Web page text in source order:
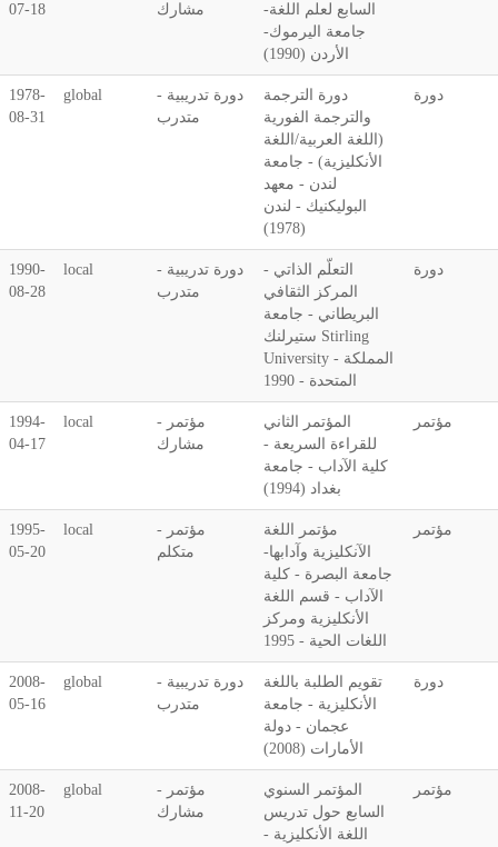
07-18
مشارك
السابع لعلم اللغة-
جامعة اليرموك-
الأردن (1990)
1978-
08-31
global
دورة تدريبية -
متدرب
دورة الترجمة
والترجمة الفورية
(اللغة العربية/اللغة
الأنكليزية) - جامعة
لندن - معهد
البوليكنيك - لندن
(1978)
دورة
1990-
08-28
local
دورة تدريبية -
متدرب
التعلّم الذاتي -
المركز الثقافي
البريطاني - جامعة
ستيرلنك Stirling
University - المملكة
المتحدة - 1990
دورة
1994-
04-17
local
مؤتمر -
مشارك
المؤتمر الثاني
للقراءة السريعة -
كلية الآداب - جامعة
بغداد (1994)
مؤتمر
1995-
05-20
local
مؤتمر -
متكلم
مؤتمر اللغة
الآنكليزية وآدابها-
جامعة البصرة - كلية
الآداب - قسم اللغة
الأنكليزية ومركز
اللغات الحية - 1995
مؤتمر
2008-
05-16
global
دورة تدريبية -
متدرب
تقويم الطلبة باللغة
الأنكليزية - جامعة
عجمان - دولة
الأمارات (2008)
دورة
2008-
11-20
global
مؤتمر -
مشارك
المؤتمر السنوي
السابع حول تدريس
اللغة الأنكليزية -
مؤتمر